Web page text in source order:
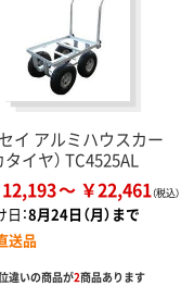
イ アルミハウスカー
タイヤ） TC4525AL
￥22,461
：8月24日（月）まで
送品
違いの商品が2商品あります